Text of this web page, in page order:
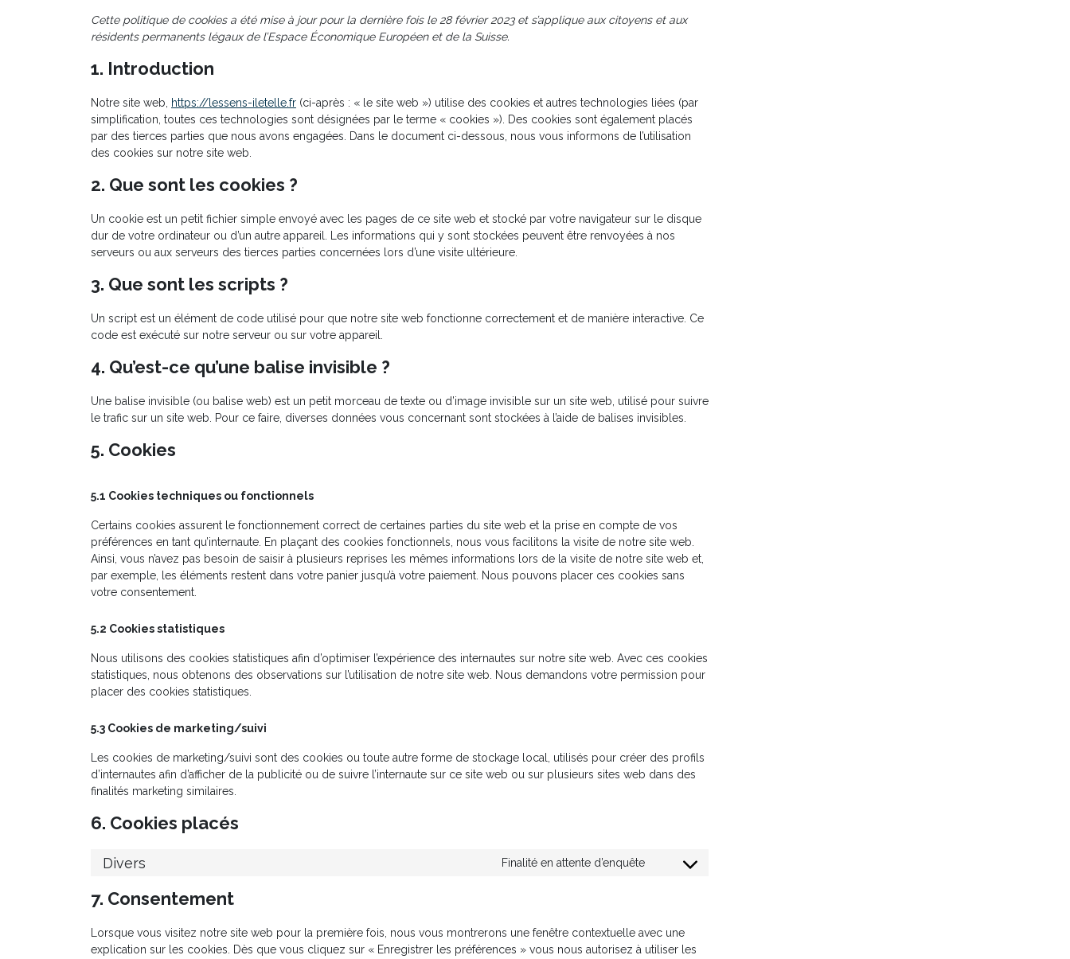
Cette politique de cookies a été mise à jour pour la dernière fois le 28 février 2023 et s’applique aux citoyens et aux
résidents permanents légaux de l’Espace Économique Européen et de la Suisse.
1. Introduction
Notre site web, https://lessens-iletelle.fr (ci-après : « le site web ») utilise des cookies et autres technologies liées (par
simplification, toutes ces technologies sont désignées par le terme « cookies »). Des cookies sont également placés
par des tierces parties que nous avons engagées. Dans le document ci-dessous, nous vous informons de l’utilisation
des cookies sur notre site web.
2. Que sont les cookies ?
Un cookie est un petit fichier simple envoyé avec les pages de ce site web et stocké par votre navigateur sur le disque
dur de votre ordinateur ou d’un autre appareil. Les informations qui y sont stockées peuvent être renvoyées à nos
serveurs ou aux serveurs des tierces parties concernées lors d’une visite ultérieure.
3. Que sont les scripts ?
Un script est un élément de code utilisé pour que notre site web fonctionne correctement et de manière interactive. Ce
code est exécuté sur notre serveur ou sur votre appareil.
4. Qu’est-ce qu’une balise invisible ?
Une balise invisible (ou balise web) est un petit morceau de texte ou d’image invisible sur un site web, utilisé pour suivre
le trafic sur un site web. Pour ce faire, diverses données vous concernant sont stockées à l’aide de balises invisibles.
5. Cookies
5.1 Cookies techniques ou fonctionnels
Certains cookies assurent le fonctionnement correct de certaines parties du site web et la prise en compte de vos
préférences en tant qu’internaute. En plaçant des cookies fonctionnels, nous vous facilitons la visite de notre site web.
Ainsi, vous n’avez pas besoin de saisir à plusieurs reprises les mêmes informations lors de la visite de notre site web et,
par exemple, les éléments restent dans votre panier jusqu’à votre paiement. Nous pouvons placer ces cookies sans
votre consentement.
5.2 Cookies statistiques
Nous utilisons des cookies statistiques afin d’optimiser l’expérience des internautes sur notre site web. Avec ces cookies
statistiques, nous obtenons des observations sur l’utilisation de notre site web. Nous demandons votre permission pour
placer des cookies statistiques.
5.3 Cookies de marketing/suivi
Les cookies de marketing/suivi sont des cookies ou toute autre forme de stockage local, utilisés pour créer des profils
d’internautes afin d’afficher de la publicité ou de suivre l’internaute sur ce site web ou sur plusieurs sites web dans des
finalités marketing similaires.
6. Cookies placés
Divers Finalité en attente d’enquête
Consent
7. Consentement
Lorsque vous visitez notre site web pour la première fois, nous vous montrerons une fenêtre contextuelle avec une
explication sur les cookies. Dès que vous cliquez sur « Enregistrer les préférences » vous nous autorisez à utiliser les